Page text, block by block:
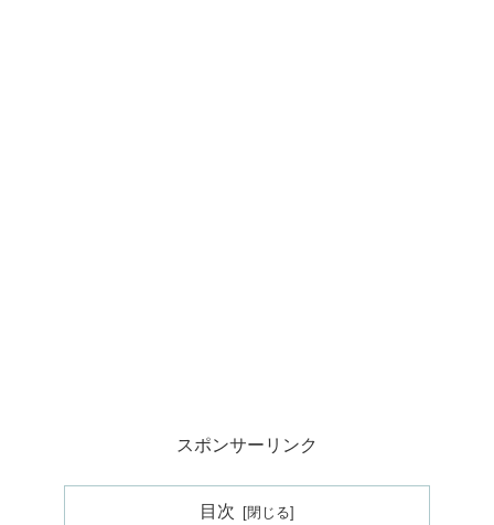
スポンサーリンク
目次